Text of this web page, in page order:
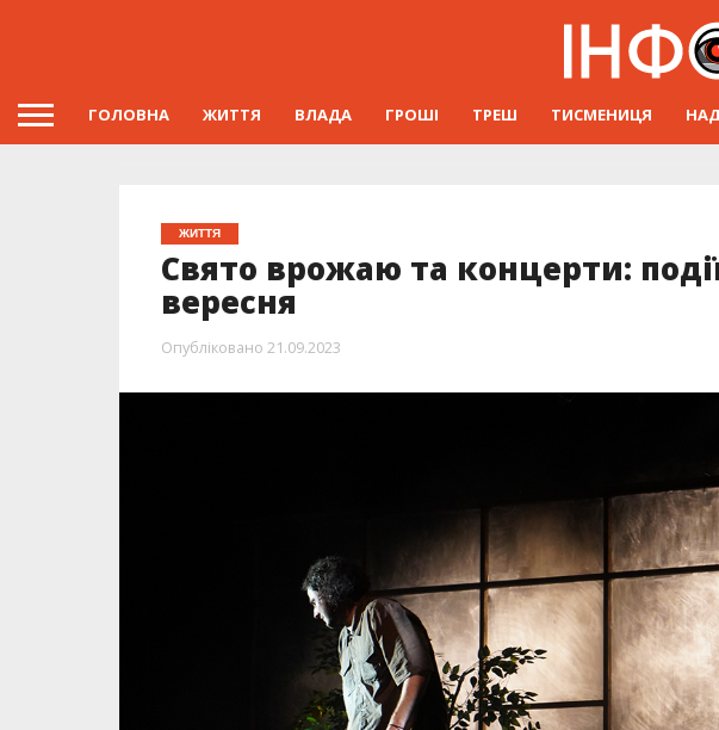
ГОЛОВНА ЖИТТЯ ВЛАДА ГРОШІ ТРЕШ ТИСМЕНИЦЯ
ЖИТТЯ
Свято врожаю та концерти:
вересня
Опубліковано 21.09.2023